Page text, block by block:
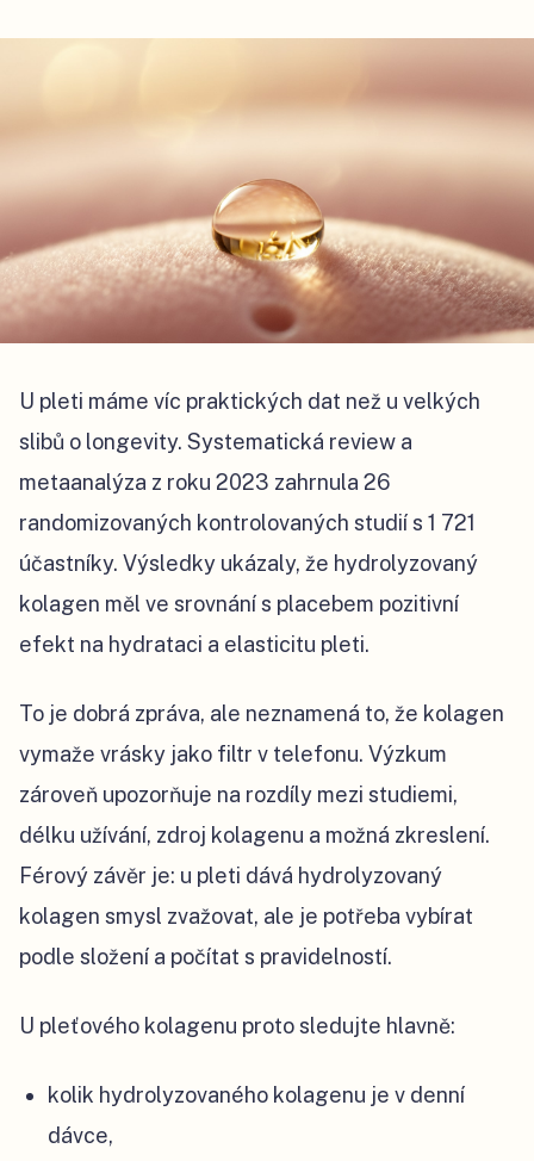
U pleti máme víc praktických dat než u velkých
slibů o longevity. Systematická review a
metaanalýza z roku 2023 zahrnula 26
randomizovaných kontrolovaných studií s 1 721
účastníky. Výsledky ukázaly, že hydrolyzovaný
kolagen měl ve srovnání s placebem pozitivní
efekt na hydrataci a elasticitu pleti.
To je dobrá zpráva, ale neznamená to, že kolagen
vymaže vrásky jako filtr v telefonu. Výzkum
zároveň upozorňuje na rozdíly mezi studiemi,
délku užívání, zdroj kolagenu a možná zkreslení.
Férový závěr je: u pleti dává hydrolyzovaný
kolagen smysl zvažovat, ale je potřeba vybírat
podle složení a počítat s pravidelností.
U pleťového kolagenu proto sledujte hlavně:
kolik hydrolyzovaného kolagenu je v denní
dávce,